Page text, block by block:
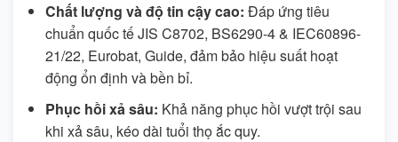
Chất lượng và độ tin cậy cao: Đáp ứng tiêu
chuẩn quốc tế JIS C8702, BS6290-4 & IEC60896-
21/22, Eurobat, Guide, đảm bảo hiệu suất hoạt
động ổn định và bền bỉ.
Phục hồi xả sâu: Khả năng phục hồi vượt trội sau
khi xả sâu, kéo dài tuổi thọ ắc quy.